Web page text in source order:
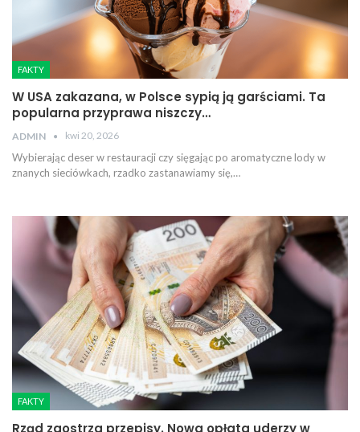
FAKTY
W USA zakazana, w Polsce sypią ją garściami. Ta
popularna przyprawa niszczy…
ADMIN kwi 20, 2026
Wybierając deser w restauracji czy sięgając po aromatyczne lody w
znanych sieciówkach, rzadko zastanawiamy się,…
FAKTY
Rząd zaostrza przepisy. Nowa opłata uderzy w